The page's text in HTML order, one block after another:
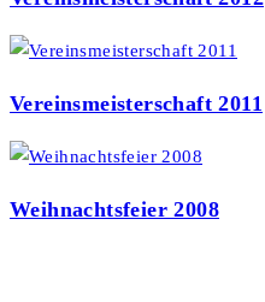
Vereinsmeisterschaft 2011
Weihnachtsfeier 2008